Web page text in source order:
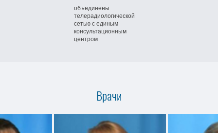
объединены
телерадиологической
сетью с единым
консультационным
центром
Врачи